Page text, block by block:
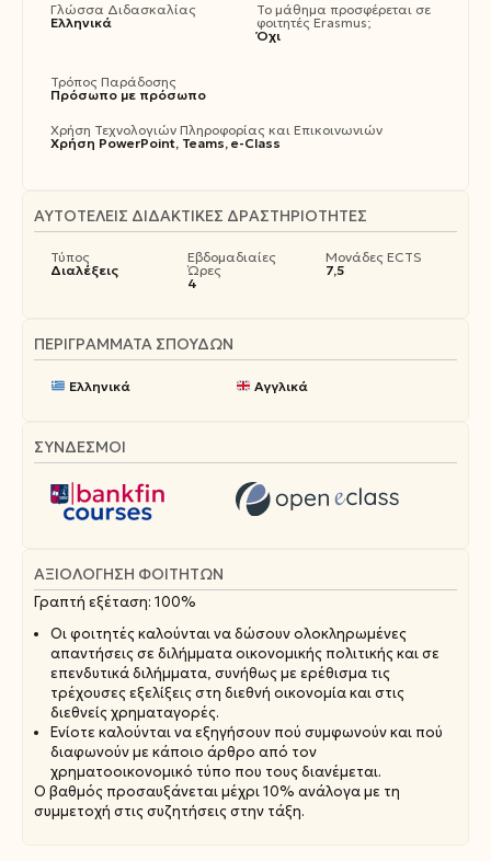
Γλώσσα Διδασκαλίας
Ελληνικά
Το μάθημα προσφέρεται σε
φοιτητές Erasmus;
Όχι
Τρόπος Παράδοσης
Πρόσωπο με πρόσωπο
Χρήση Τεχνολογιών Πληροφορίας και Επικοινωνιών
Χρήση PowerPoint, Teams, e-Class
ΑΥΤΟΤΕΛΕΊΣ ΔΙΔΑΚΤΙΚΈΣ ΔΡΑΣΤΗΡΙΌΤΗΤΕΣ
Τύπος
Διαλέξεις
Εβδομαδιαίες
Ώρες
4
Μονάδες ECTS
7,5
ΠΕΡΙΓΡΆΜΜΑΤΑ ΣΠΟΥΔΏΝ
Ελληνικά Αγγλικά
ΣΥΝΔΕΣΜΟΙ
ΑΞΙΟΛΌΓΗΣΗ ΦΟΙΤΗΤΏΝ
Γραπτή εξέταση: 100%
Οι φοιτητές καλούνται να δώσουν ολοκληρωμένες
απαντήσεις σε διλήμματα οικονομικής πολιτικής και σε
επενδυτικά διλήμματα, συνήθως με ερέθισμα τις
τρέχουσες εξελίξεις στη διεθνή οικονομία και στις
διεθνείς χρηματαγορές.
Ενίοτε καλούνται να εξηγήσουν πού συμφωνούν και πού
διαφωνούν με κάποιο άρθρο από τον
χρηματοοικονομικό τύπο που τους διανέμεται.
Ο βαθμός προσαυξάνεται μέχρι 10% ανάλογα με τη
συμμετοχή στις συζητήσεις στην τάξη.